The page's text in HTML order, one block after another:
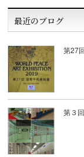
最近のブログ
第27
第３